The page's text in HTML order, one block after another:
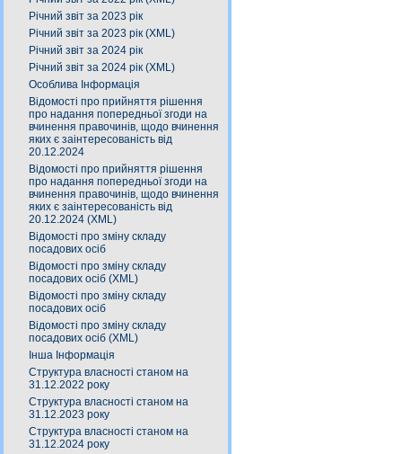
Річний звіт за 2023 рік
Річний звіт за 2023 рік (XML)
Річний звіт за 2024 рік
Річний звіт за 2024 рік (XML)
Особлива Інформація
Відомості про прийняття рішення
про надання попередньої згоди на
вчинення правочинів, щодо вчинення
яких є заінтересованість від
20.12.2024
Відомості про прийняття рішення
про надання попередньої згоди на
вчинення правочинів, щодо вчинення
яких є заінтересованість від
20.12.2024 (XML)
Відомості про зміну складу
посадових осіб
Відомості про зміну складу
посадових осіб (XML)
Відомості про зміну складу
посадових осіб
Відомості про зміну складу
посадових осіб (XML)
Інша Інформація
Структура власності станом на
31.12.2022 року
Структура власності станом на
31.12.2023 року
Структура власності станом на
31.12.2024 року